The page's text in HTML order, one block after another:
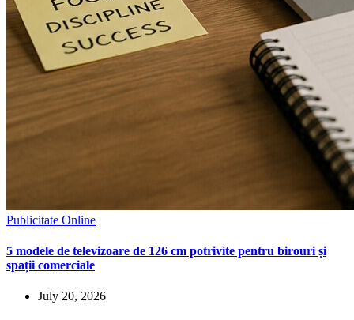
Publicitate Online
5 modele de televizoare de 126 cm potrivite pentru birouri și
spații comerciale
July 20, 2026